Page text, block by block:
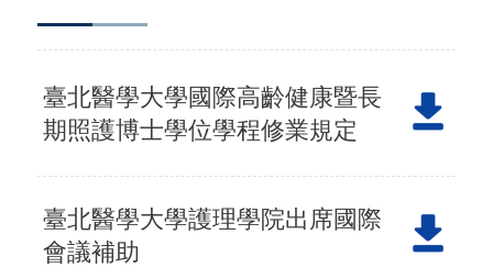
臺北醫學大學國際高齡健康暨長
期照護博士學位學程修業規定
臺北醫學大學護理學院出席國際
會議補助